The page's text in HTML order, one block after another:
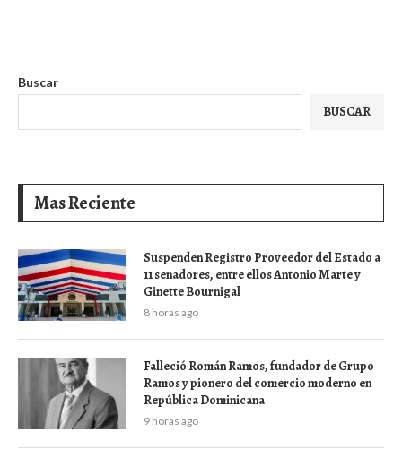
Buscar
BUSCAR
Mas Reciente
Suspenden Registro Proveedor del Estado a
11 senadores, entre ellos Antonio Marte y
Ginette Bournigal
8 horas ago
Falleció Román Ramos, fundador de Grupo
Ramos y pionero del comercio moderno en
República Dominicana
9 horas ago